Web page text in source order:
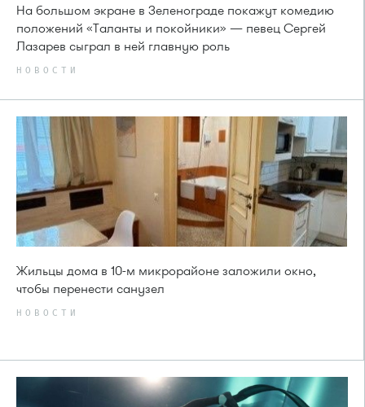
На большом экране в Зеленограде покажут комедию
положений «Таланты и покойники» — певец Сергей
Лазарев сыграл в ней главную роль
НОВОСТИ
Жильцы дома в 10-м микрорайоне заложили окно,
чтобы перенести санузел
НОВОСТИ